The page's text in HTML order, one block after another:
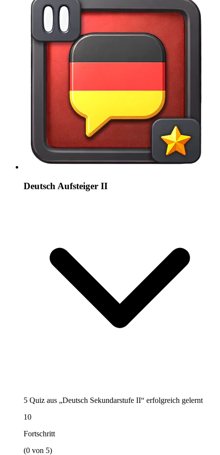
Deutsch Aufsteiger II
5 Quiz aus „Deutsch Sekundarstufe II“ erfolgreich gelernt
10
Fortschritt
(0 von 5)